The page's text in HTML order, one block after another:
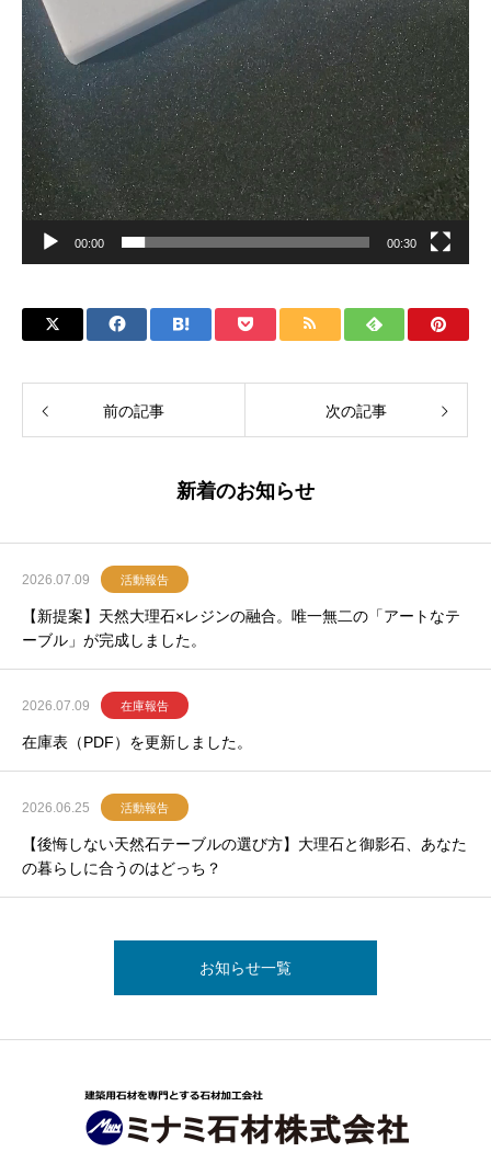
00:00 00:30
前の記事 次の記事
新着のお知らせ
2026.07.09 活動報告
【新提案】天然大理石×レジンの融合。唯一無二の「アートなテ
ーブル」が完成しました。
2026.07.09 在庫報告
在庫表（PDF）を更新しました。
2026.06.25 活動報告
【後悔しない天然石テーブルの選び方】大理石と御影石、あなた
の暮らしに合うのはどっち？
お知らせ一覧